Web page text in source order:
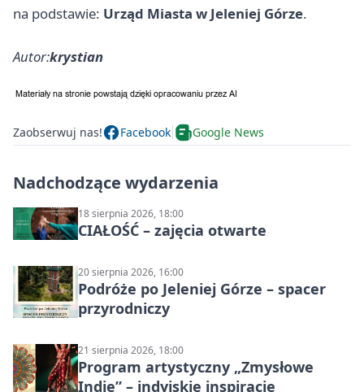
na podstawie: Urząd Miasta w Jeleniej Górze.
Autor:krystian
Zaobserwuj nas! Facebook Google News
Nadchodzące wydarzenia
18 sierpnia 2026, 18:00
CIAŁOŚĆ – zajęcia otwarte
20 sierpnia 2026, 16:00
Podróże po Jeleniej Górze – spacer
przyrodniczy
21 sierpnia 2026, 18:00
Program artystyczny „Zmysłowe
Indie” – indyjskie inspiracje